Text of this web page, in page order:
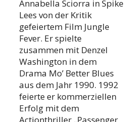
Annabella Sciorra in Spike
Lees von der Kritik
gefeiertem Film Jungle
Fever. Er spielte
zusammen mit Denzel
Washington in dem
Drama Mo’ Better Blues
aus dem Jahr 1990. 1992
feierte er kommerziellen
Erfolg mit dem